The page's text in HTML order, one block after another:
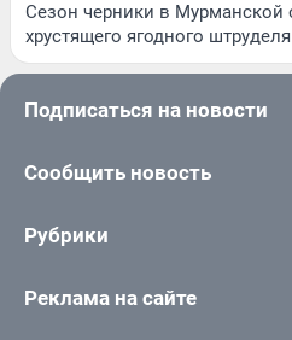
Сезон черники в Мурманской
хрустящего ягодного
Подписаться на новости
Сообщить новость
Рубрики
Реклама на сайте